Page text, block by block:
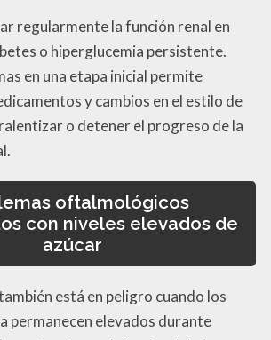
regularmente la función renal en
o hiperglucemia persistente.
en una etapa inicial permite
y cambios en el estilo de
o detener el progreso de la
oftalmológicos
con niveles elevados de
azúcar
está en peligro cuando los
permanecen elevados durante